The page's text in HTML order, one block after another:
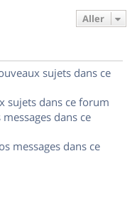
Aller
sujets dans ce
sujets dans ce forum
dans ce
messages dans ce